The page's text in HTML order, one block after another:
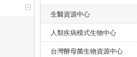
生醫資源中心
人類疾病模式生物中心
台灣酵母菌生物資源中心